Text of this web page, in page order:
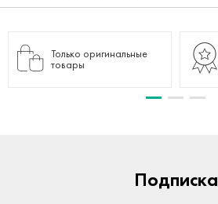
Только оригинальные
товары
Подписка